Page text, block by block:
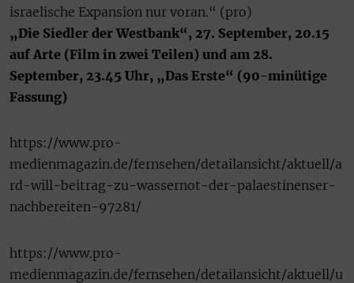
israelische Expansion nur voran.“ (pro)
„Die Siedler der Westbank“, 27. September, 20.15
auf Arte (Film in zwei Teilen) und am 28.
September, 23.45 Uhr, „Das Erste“ (90-minütige
Fassung)
https://www.pro-
medienmagazin.de/fernsehen/detailansicht/aktuell/a
rd-will-beitrag-zu-wassernot-der-palaestinenser-
nachbereiten-97281/
https://www.pro-
medienmagazin.de/fernsehen/detailansicht/aktuell/u